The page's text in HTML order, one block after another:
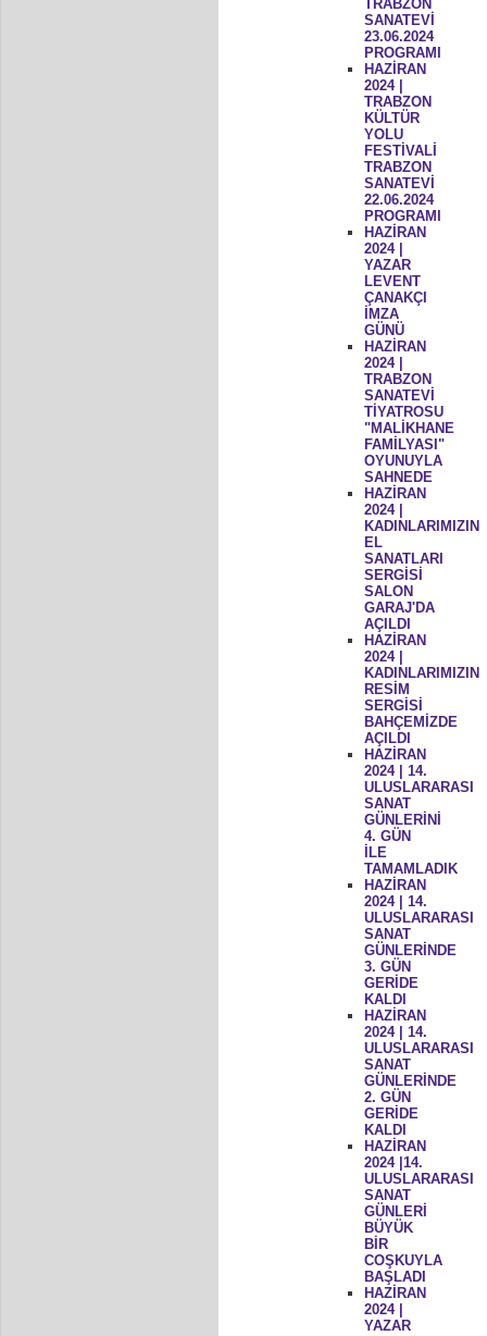
TRABZON
SANATEVİ
23.06.2024
PROGRAMI
HAZİRAN
2024 |
TRABZON
KÜLTÜR
YOLU
FESTİVALİ
TRABZON
SANATEVİ
22.06.2024
PROGRAMI
HAZİRAN
2024 |
YAZAR
LEVENT
ÇANAKÇI
İMZA
GÜNÜ
HAZİRAN
2024 |
TRABZON
SANATEVİ
TİYATROSU
"MALİKHANE
FAMİLYASI"
OYUNUYLA
SAHNEDE
HAZİRAN
2024 |
KADINLARIMIZIN
EL
SANATLARI
SERGİSİ
SALON
GARAJ'DA
AÇILDI
HAZİRAN
2024 |
KADINLARIMIZIN
RESİM
SERGİSİ
BAHÇEMİZDE
AÇILDI
HAZİRAN
2024 | 14.
ULUSLARARASI
SANAT
GÜNLERİNİ
4. GÜN
İLE
TAMAMLADIK
HAZİRAN
2024 | 14.
ULUSLARARASI
SANAT
GÜNLERİNDE
3. GÜN
GERİDE
KALDI
HAZİRAN
2024 | 14.
ULUSLARARASI
SANAT
GÜNLERİNDE
2. GÜN
GERİDE
KALDI
HAZİRAN
2024 |14.
ULUSLARARASI
SANAT
GÜNLERİ
BÜYÜK
BİR
COŞKUYLA
BAŞLADI
HAZİRAN
2024 |
YAZAR